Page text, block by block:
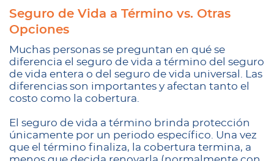
Seguro de Vida a Término vs. Otras
Opciones
Muchas personas se preguntan en qué se
diferencia el seguro de vida a término del seguro
de vida entera o del seguro de vida universal. Las
diferencias son importantes y afectan tanto el
costo como la cobertura.
El seguro de vida a término brinda protección
únicamente por un periodo específico. Una vez
que el término finaliza, la cobertura termina, a